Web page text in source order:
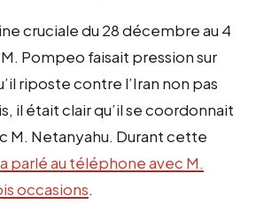
cruciale du 28 décembre au 4
Pompeo faisait pression sur
riposte contre l’Iran non pas
il était clair qu’il se coordonnait
M. Netanyahu. Durant cette
a parlé au téléphone avec M.
occasions.